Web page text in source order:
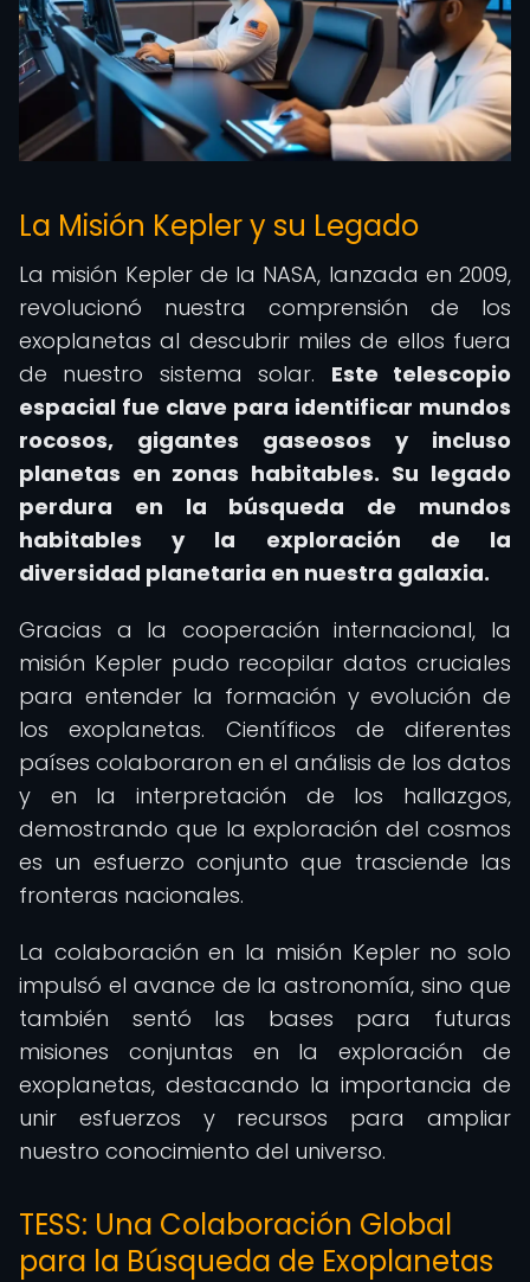
La Misión Kepler y su Legado
La misión Kepler de la NASA, lanzada en 2009,
revolucionó nuestra comprensión de los
exoplanetas al descubrir miles de ellos fuera
de nuestro sistema solar. Este telescopio
espacial fue clave para identificar mundos
rocosos, gigantes gaseosos y incluso
planetas en zonas habitables. Su legado
perdura en la búsqueda de mundos
habitables y la exploración de la
diversidad planetaria en nuestra galaxia.
Gracias a la cooperación internacional, la
misión Kepler pudo recopilar datos cruciales
para entender la formación y evolución de
los exoplanetas. Científicos de diferentes
países colaboraron en el análisis de los datos
y en la interpretación de los hallazgos,
demostrando que la exploración del cosmos
es un esfuerzo conjunto que trasciende las
fronteras nacionales.
La colaboración en la misión Kepler no solo
impulsó el avance de la astronomía, sino que
también sentó las bases para futuras
misiones conjuntas en la exploración de
exoplanetas, destacando la importancia de
unir esfuerzos y recursos para ampliar
nuestro conocimiento del universo.
TESS: Una Colaboración Global
para la Búsqueda de Exoplanetas